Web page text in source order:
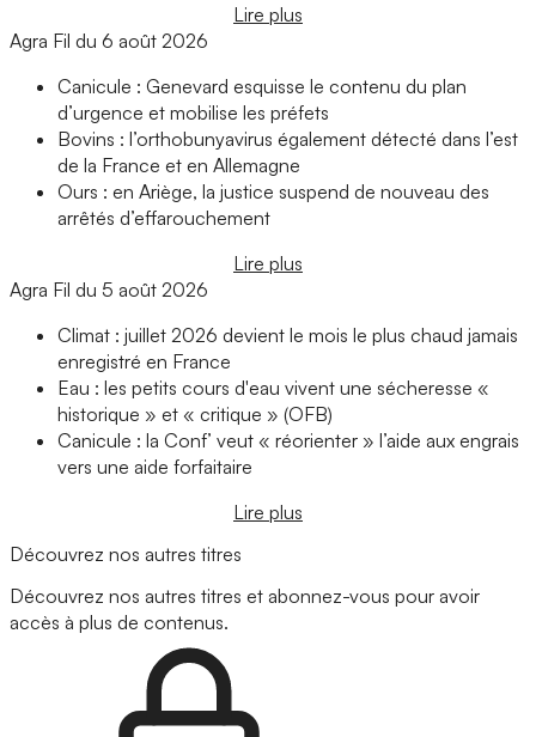
Lire plus
Agra Fil du 6 août 2026
Canicule : Genevard esquisse le contenu du plan
d’urgence et mobilise les préfets
Bovins : l’orthobunyavirus également détecté dans l’est
de la France et en Allemagne
Ours : en Ariège, la justice suspend de nouveau des
arrêtés d’effarouchement
Lire plus
Agra Fil du 5 août 2026
Climat : juillet 2026 devient le mois le plus chaud jamais
enregistré en France
Eau : les petits cours d'eau vivent une sécheresse «
historique » et « critique » (OFB)
Canicule : la Conf’ veut « réorienter » l’aide aux engrais
vers une aide forfaitaire
Lire plus
Découvrez nos autres titres
Découvrez nos autres titres et abonnez-vous pour avoir
accès à plus de contenus.